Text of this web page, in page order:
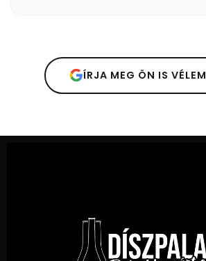
ÍRJA MEG ÖN IS